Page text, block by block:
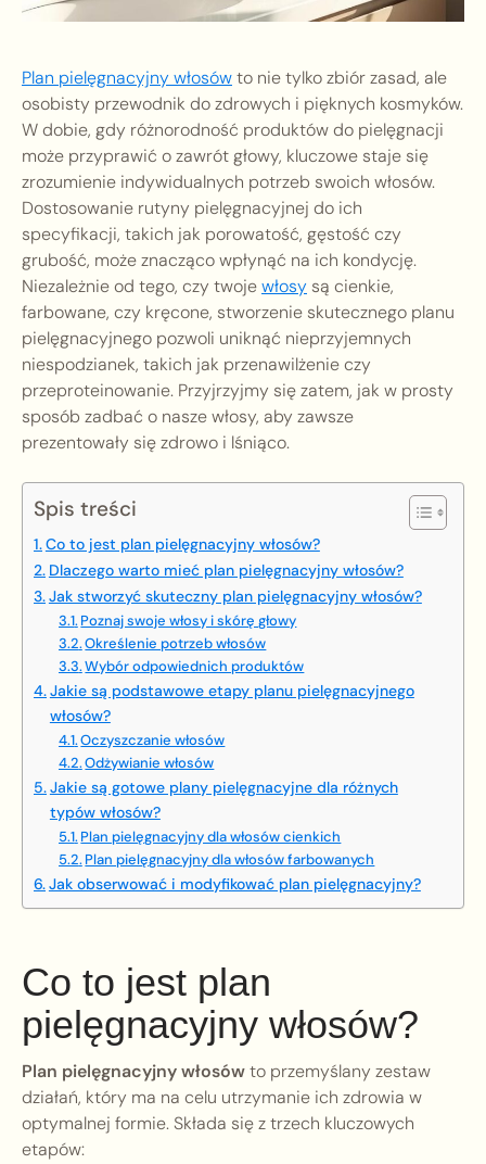
Plan pielęgnacyjny włosówto nie tylko zbiór zasad, ale
osobisty przewodnik do zdrowych i pięknych kosmyków.
W dobie, gdy różnorodność produktów do pielęgnacji
może przyprawić o zawrót głowy, kluczowe staje się
zrozumienie indywidualnych potrzeb swoich włosów.
Dostosowanie rutyny pielęgnacyjnej do ich
specyfikacji, takich jak porowatość, gęstość czy
grubość, może znacząco wpłynąć na ich kondycję.
Niezależnie od tego, czy twojewłosy są cienkie,
farbowane, czy kręcone, stworzenie skutecznego planu
pielęgnacyjnego pozwoli uniknąć nieprzyjemnych
niespodzianek, takich jak przenawilżenie czy
przeproteinowanie. Przyjrzyjmy się zatem, jak w prosty
sposób zadbać o nasze włosy, aby zawsze
prezentowały się zdrowo i lśniąco.
Spis treści
Co to jest plan pielęgnacyjny włosów?
Dlaczego warto mieć plan pielęgnacyjny włosów?
Jak stworzyć skuteczny plan pielęgnacyjny włosów?
Poznaj swoje włosy i skórę głowy
Określenie potrzeb włosów
Wybór odpowiednich produktów
Jakie są podstawowe etapy planu pielęgnacyjnego
włosów?
Oczyszczanie włosów
Odżywianie włosów
Jakie są gotowe plany pielęgnacyjne dla różnych
typów włosów?
Plan pielęgnacyjny dla włosów cienkich
Plan pielęgnacyjny dla włosów farbowanych
Jak obserwować i modyfikować plan pielęgnacyjny?
Co to jest plan
pielęgnacyjny włosów?
Plan pielęgnacyjny włosówto przemyślany zestaw
działań, który ma na celu utrzymanie ich zdrowia w
optymalnej formie. Składa się z trzech kluczowych
etapów: